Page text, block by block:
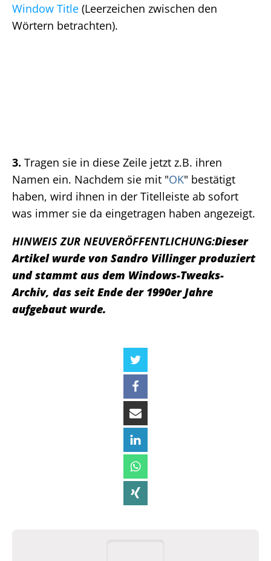
Window Title (Leerzeichen zwischen den
Wörtern betrachten).
3. Tragen sie in diese Zeile jetzt z.B. ihren
Namen ein. Nachdem sie mit "OK" bestätigt
haben, wird ihnen in der Titelleiste ab sofort
was immer sie da eingetragen haben angezeigt.
HINWEIS ZUR NEUVERÖFFENTLICHUNG:Dieser
Artikel wurde von Sandro Villinger produziert
und stammt aus dem Windows-Tweaks-
Archiv, das seit Ende der 1990er Jahre
aufgebaut wurde.